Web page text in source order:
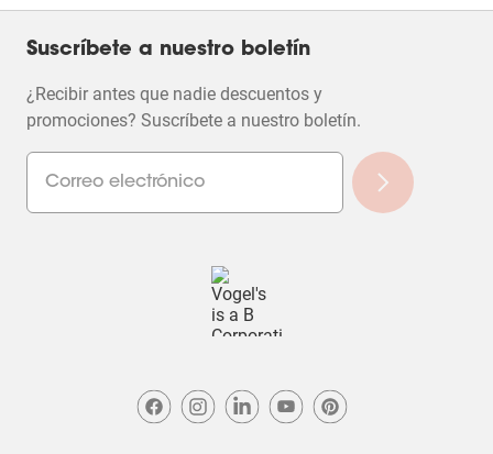
Suscríbete a nuestro boletín
¿Recibir antes que nadie descuentos y
promociones? Suscríbete a nuestro boletín.